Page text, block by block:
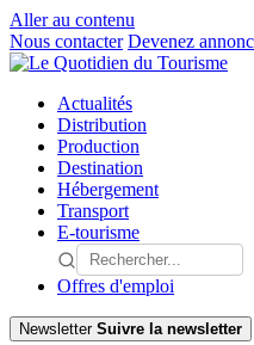
Aller au contenu
Nous contacter Devenez
Actualités
Distribution
Production
Destination
Hébergement
Transport
E-tourisme
Offres d'emploi
Newsletter Suivre la newsletter